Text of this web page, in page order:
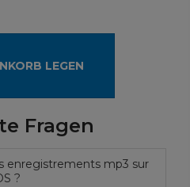
LEGEN
Fragen
enregistrements mp3 sur
?